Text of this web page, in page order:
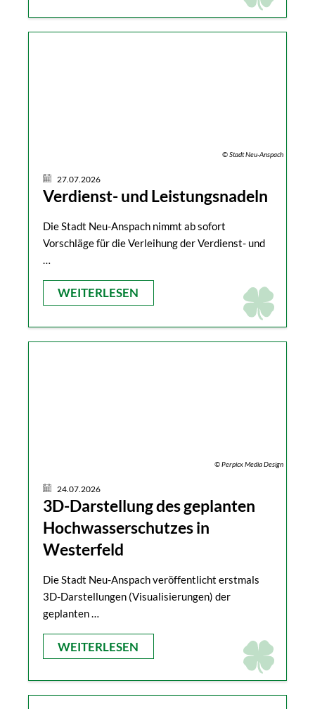
© Stadt Neu-Anspach
27.07.2026
Verdienst- und Leistungsnadeln
Die Stadt Neu-Anspach nimmt ab sofort
Vorschläge für die Verleihung der Verdienst- und
WEITERLESEN
© Perpicx Media Design
24.07.2026
3D-Darstellung des geplanten
Hochwasserschutzes in
Westerfeld
Die Stadt Neu-Anspach veröffentlicht erstmals
3D-Darstellungen (Visualisierungen) der
geplanten …
WEITERLESEN